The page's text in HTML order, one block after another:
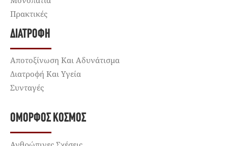
Πρακτικές
ΔΙΑΤΡΟΦΉ
Αποτοξίνωση Και Αδυνάτισμα
Διατροφή Και Υγεία
Συνταγές
ΌΜΟΡΦΟΣ ΚΌΣΜΟΣ